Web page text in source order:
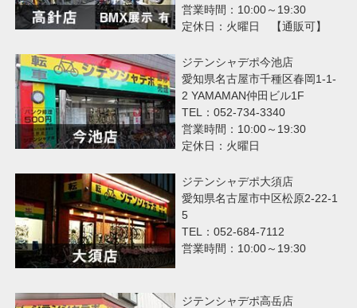
営業時間：10:00～19:30
定休日：火曜日 【通販可】
ジテンシャデポ今池店
愛知県名古屋市千種区春岡1-1-
2 YAMAMAN仲田ビル1F
TEL：052-734-3340
営業時間：10:00～19:30
定休日：火曜日
ジテンシャデポ大須店
愛知県名古屋市中区松原2-22-1
5
TEL：052-684-7112
営業時間：10:00～19:30
ジテンシャデポ高岳店